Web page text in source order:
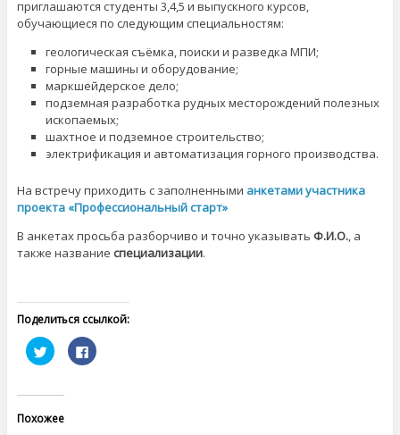
приглашаются студенты 3,4,5 и выпускного курсов,
обучающиеся по следующим специальностям:
геологическая съёмка, поиски и разведка МПИ;
горные машины и оборудование;
маркшейдерское дело;
подземная разработка рудных месторождений полезных
ископаемых;
шахтное и подземное строительство;
электрификация и автоматизация горного производства.
На встречу приходить с заполненными анкетами участника
проекта «Профессиональный старт»
В анкетах просьба разборчиво и точно указывать Ф.И.О., а
также название специализации.
Поделиться ссылкой:
Н
а
е
,
Н
а
Похожее